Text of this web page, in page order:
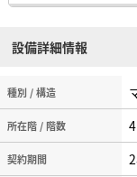
設備詳細情報
種別 / 構造
所在階 / 階数
契約期間